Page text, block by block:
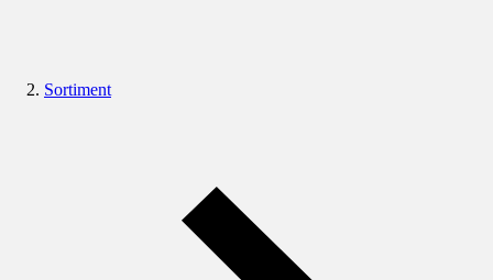
Sortiment